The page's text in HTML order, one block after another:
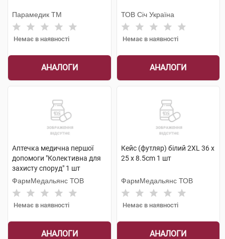
Парамедик ТМ
Немає в наявності
АНАЛОГИ
ТОВ Січ Україна
Немає в наявності
АНАЛОГИ
Аптечка медична першої
допомоги "Колективна для
захисту споруд" 1 шт
ФармМедальянс ТОВ
Немає в наявності
АНАЛОГИ
Кейс (футляр) білий 2XL 36 x
25 x 8.5cm 1 шт
ФармМедальянс ТОВ
Немає в наявності
АНАЛОГИ